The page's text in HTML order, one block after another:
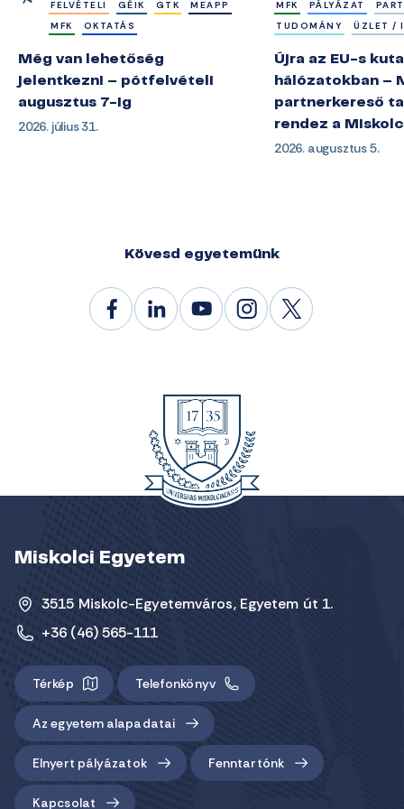
FELVÉTELI
GÉIK GTK
MEAPP
MFK
OKTATÁS
Még van lehetőség
jelentkezni – pótfelvételi
augusztus 7-ig
2026. július 31.
MFK
PÁLYÁZAT
TUDOMÁNY
ÜZLET /
Újra az EU-s
hálózatokban –
partnerkereső
rendez a
2026. augusztus 5.
Kövesd egyetemünk
Miskolci Egyetem
3515 Miskolc-Egyetemváros, Egyetem út 1.
+36 (46) 565-111
Térkép Telefonkönyv
Az egyetem alapadatai
Elnyert pályázatok Fenntartónk
Kapcsolat